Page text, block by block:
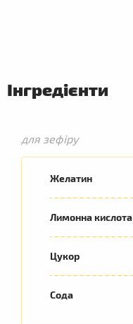
Інгредієнти
для зефіру
Желатин
Лимонна кислота
Цукор
Сода